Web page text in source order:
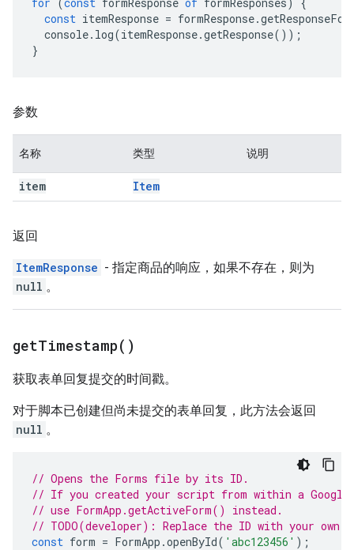
const itemResponse = formResponse.
console. log(itemResponse.getResponse());
}
参数
名称 类型 说明
item Item
返回
ItemResponse - 指定商品的响应，如果不存在，则为
null 。
getTimestamp( )
获取表单回复提交的时间戳。
对于脚本已创建但尚未提交的表单回复，此方法会返回
null 。
// Opens the Forms file by its ID.
// If you created your script from within a Google
// use FormApp.getActiveForm() instead.
// TODO(developer): Replace the ID with your own.
const form = FormApp .openById( 'abc123456' );